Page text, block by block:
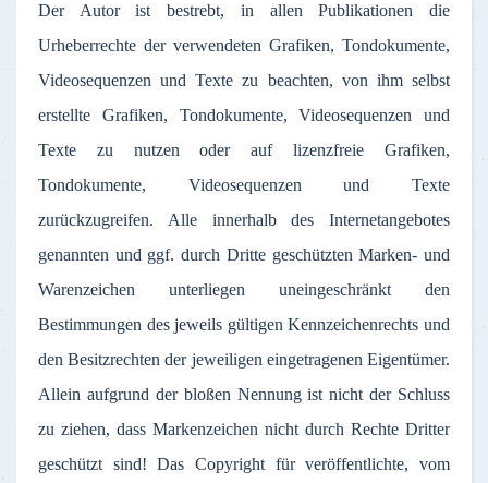
Der Autor ist bestrebt, in allen Publikationen die
Urheberrechte der verwendeten Grafiken, Tondokumente,
Videosequenzen und Texte zu beachten, von ihm selbst
erstellte Grafiken, Tondokumente, Videosequenzen und
Texte zu nutzen oder auf lizenzfreie Grafiken,
Tondokumente, Videosequenzen und Texte
zurückzugreifen. Alle innerhalb des Internetangebotes
genannten und ggf. durch Dritte geschützten Marken- und
Warenzeichen unterliegen uneingeschränkt den
Bestimmungen des jeweils gültigen Kennzeichenrechts und
den Besitzrechten der jeweiligen eingetragenen Eigentümer.
Allein aufgrund der bloßen Nennung ist nicht der Schluss
zu ziehen, dass Markenzeichen nicht durch Rechte Dritter
geschützt sind! Das Copyright für veröffentlichte, vom